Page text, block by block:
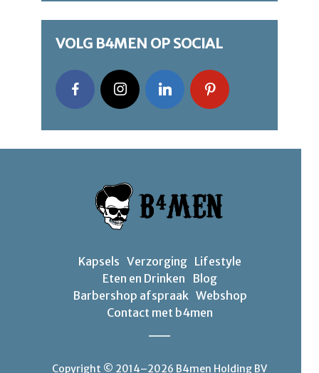
VOLG B4MEN OP SOCIAL
Kapsels Verzorging Lifestyle
Eten en Drinken
Blog
Barbershop afspraak Webshop
Contact met b4men
Copyright © 2014–2026 B4men Holding BV